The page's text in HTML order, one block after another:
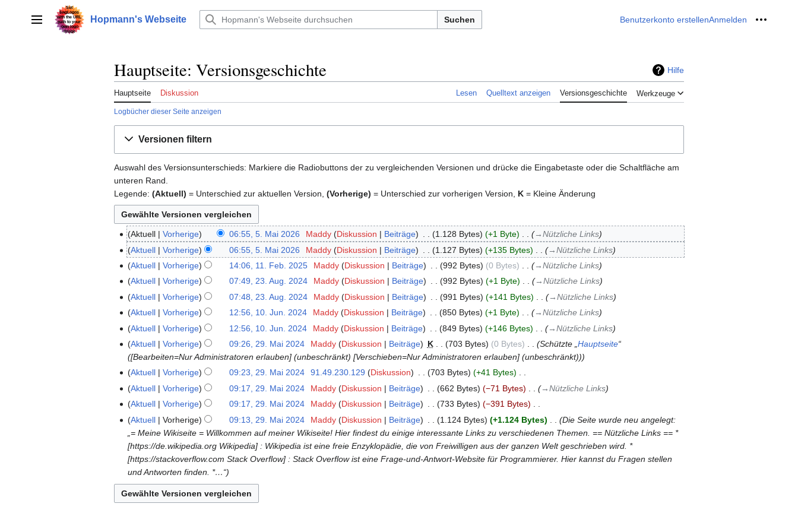
springenHauptmenü Hopmann's Webseite Suchen Benutzerkonto erstellenAnmelden Meine
Hauptseite: Versionsgeschichte Hilfe
Hauptseite Diskussion Lesen Quelltext anzeigen Versionsgeschichte Werkzeuge
Logbücher dieser Seite anzeigen
Versionen filtern
Auswahl des Versionsunterschieds: Markiere die Radiobuttons der zu vergleichenden Versionen und drücke die Eingabetaste oder die Schaltfläche am
unteren Rand.
Legende: (Aktuell) = Unterschied zur aktuellen Version, (Vorherige) = Unterschied zur vorherigen Version, K = Kleine Änderung
5.
Mai
2026
Aktuell Vorherige 06:55, 5. Mai 2026 Maddy Diskussion Beiträge 1.128 Bytes +1 Byte
→‎Nützliche Links
Aktuell
Vorherige 06:55, 5. Mai 2026 Maddy Diskussion Beiträge 1.127 Bytes +135 Bytes
→‎Nützliche Links
11.
Februar
2025
Aktuell Vorherige 14:06, 11. Feb. 2025 Maddy Diskussion Beiträge 992 Bytes 0 Bytes
→‎Nützliche Links
23.
August
2024
Aktuell Vorherige 07:49, 23. Aug. 2024 Maddy Diskussion Beiträge 992 Bytes +1 Byte
→‎Nützliche Links
Aktuell
Vorherige 07:48, 23. Aug. 2024 Maddy Diskussion Beiträge 991 Bytes +141 Bytes
→‎Nützliche Links
10.
Juni
2024
Aktuell Vorherige 12:56, 10. Jun. 2024 Maddy Diskussion Beiträge 850 Bytes +1 Byte
→‎Nützliche Links
Aktuell
Vorherige 12:56, 10. Jun. 2024 Maddy Diskussion Beiträge 849 Bytes +146 Bytes
→‎Nützliche Links
29.
2024
Aktuell Vorherige 09:26, 29. Mai 2024 Maddy Diskussion Beiträge K 703 Bytes 0 Bytes Schützte „ Hauptseite“
([Bearbeiten=Nur Administratoren erlauben] (unbeschränkt) [Verschieben=Nur Administratoren erlauben] (unbeschränkt))
Aktuell
Vorherige 09:23, 29. Mai 2024 91.49.230.129 Diskussion 703 Bytes +41 Bytes
K
i
n
e
B
e
a
b
Aktuell Vorherige 09:17, 29. Mai 2024 Maddy Diskussion Beiträge 662 Bytes −71 Bytes
→‎Nützliche Links
Aktuell
Vorherige 09:17, 29. Mai 2024 Maddy Diskussion Beiträge 733 Bytes −391 Bytes
K
i
n
e
Aktuell Vorherige 09:13, 29. Mai 2024 Maddy Diskussion Beiträge 1.124 Bytes +1.124 Bytes
Die Seite wurde neu angelegt:
„= Meine Wikiseite = Willkommen auf meiner Wikiseite! Hier findest du einige interessante Links zu verschiedenen Themen. == Nützliche Links == *
[https://de.wikipedia.org Wikipedia] : Wikipedia ist eine freie Enzyklopädie, die von Freiwilligen aus der ganzen Welt geschrieben wird. *
[https://stackoverflow.com Stack Overflow] : Stack Overflow ist eine Frage-und-Antwort-Website für Programmierer. Hier kannst du Fragen stellen
und Antworten finden. *…“